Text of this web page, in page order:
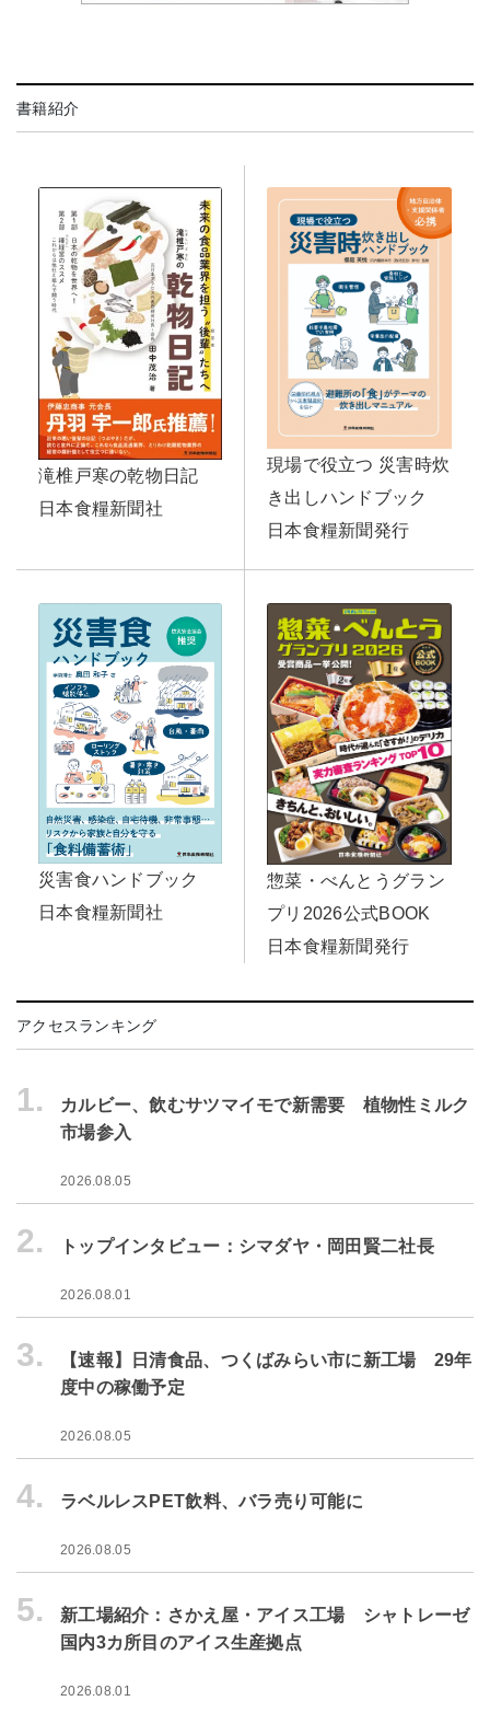
書籍紹介
滝椎戸寒の乾物日記
日本食糧新聞社
現場で役立つ 災害時炊
き出しハンドブック
日本食糧新聞発行
災害食ハンドブック
日本食糧新聞社
惣菜・べんとうグラン
プリ2026公式BOOK
日本食糧新聞発行
アクセスランキング
1.
カルビー、飲むサツマイモで新需要 植物性ミルク
市場参入
2026.08.05
2. トップインタビュー：シマダヤ・岡田賢二社長
2026.08.01
3.
【速報】日清食品、つくばみらい市に新工場 29年
度中の稼働予定
2026.08.05
4. ラベルレスPET飲料、バラ売り可能に
2026.08.05
5.
新工場紹介：さかえ屋・アイス工場 シャトレーゼ
国内3カ所目のアイス生産拠点
2026.08.01